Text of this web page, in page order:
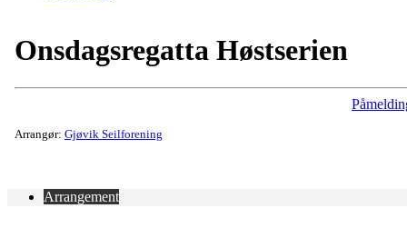
Onsdagsregatta Høstserien
Arrangør: Gjøvik Seilforening
Arrangement